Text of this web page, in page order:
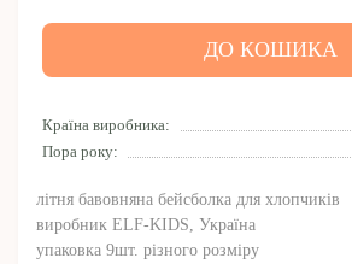
Країна виробника:
Пора року:
літня бавовняна бейсболка для хлопчиків
виробник ELF-KIDS, Україна
упаковка 9шт. різного розміру
ДО КОШИКА